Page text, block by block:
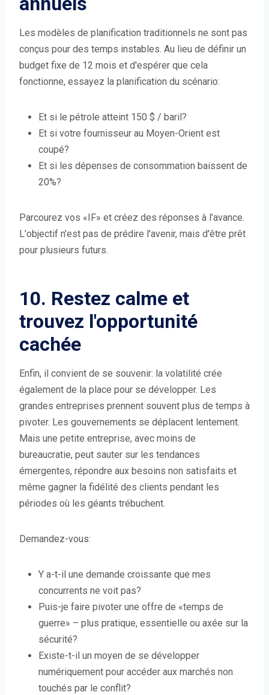
Les modèles de planification traditionnels ne sont pas
conçus pour des temps instables. Au lieu de définir un
budget fixe de 12 mois et d'espérer que cela
fonctionne, essayez la planification du scénario:
Et si le pétrole atteint 150 $ / baril?
Et si votre fournisseur au Moyen-Orient est
coupé?
Et si les dépenses de consommation baissent de
20%?
Parcourez vos «IF» et créez des réponses à l'avance.
L'objectif n'est pas de prédire l'avenir, mais d'être prêt
pour plusieurs futurs.
10. Restez calme et
trouvez l'opportunité
cachée
Enfin, il convient de se souvenir: la volatilité crée
également de la place pour se développer. Les
grandes entreprises prennent souvent plus de temps à
pivoter. Les gouvernements se déplacent lentement.
Mais une petite entreprise, avec moins de
bureaucratie, peut sauter sur les tendances
émergentes, répondre aux besoins non satisfaits et
même gagner la fidélité des clients pendant les
périodes où les géants trébuchent.
Demandez-vous:
Y a-t-il une demande croissante que mes
concurrents ne voit pas?
Puis-je faire pivoter une offre de «temps de
guerre» – plus pratique, essentielle ou axée sur la
sécurité?
Existe-t-il un moyen de se développer
numériquement pour accéder aux marchés non
touchés par le conflit?